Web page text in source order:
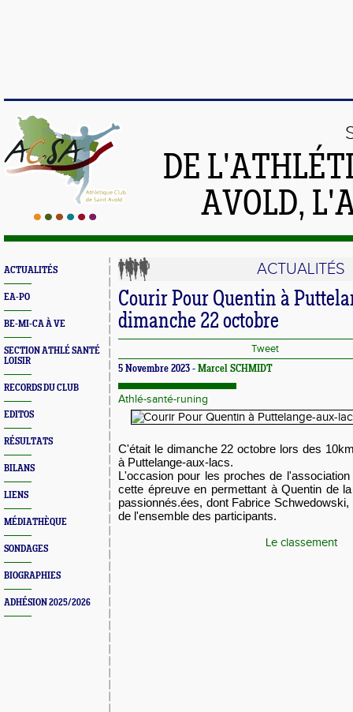
DE
AVOLD,
ACTUALITÉS
EA-PO
BE-MI-CA À VE
SECTION ATHLÉ SANTÉ
LOISIR
RECORDS DU CLUB
EDITOS
RÉSULTATS
BILANS
LIENS
MÉDIATHÈQUE
SONDAGES
BIOGRAPHIES
ADHÉSION 2025/2026
ACTUALITÉS
Courir Pour Quentin à
dimanche 22 octobre
Tweet
5 Novembre 2023 - Marcel SCHMIDT
Athlé-santé-runing
C'était le dimanche 22 octobre lors des
à Puttelange-aux-lacs.
L'occasion pour les proches de
cette épreuve en permettant à Quentin de
passionnés.ées, dont Fabrice
de l'ensemble des participants.
Le classement